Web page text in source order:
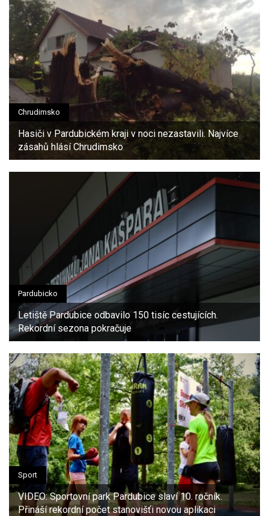
Chrudimsko
Hasiči v Pardubickém kraji v noci nezastavili. Najvíce
zásahů hlásí Chrudimsko
Pardubicko
Letiště Pardubice odbavilo 150 tisíc cestujících.
Rekordní sezona pokračuje
Sport
VIDEO: Sportovní park Pardubice slaví 10. ročník.
Přináší rekordní počet stanovišťi novou aplikaci